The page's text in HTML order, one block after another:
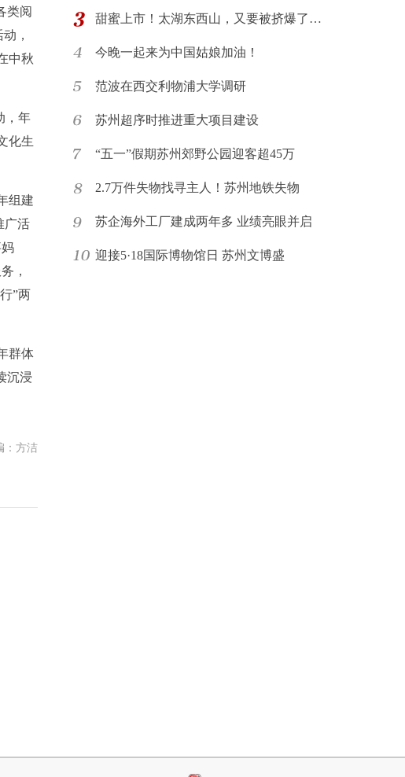
类阅
，
中秋
，年
化生
组建
广活
，
”两
群体
沉浸
：方洁
甜蜜上市！太湖东西山，又要被挤爆了…
今晚一起来为中国姑娘加油！
范波在西交利物浦大学调研
苏州超序时推进重大项目建设
“五一”假期苏州郊野公园迎客超45万
2.7万件失物找寻主人！苏州地铁失物
苏企海外工厂建成两年多 业绩亮眼并启
迎接5·18国际博物馆日 苏州文博盛